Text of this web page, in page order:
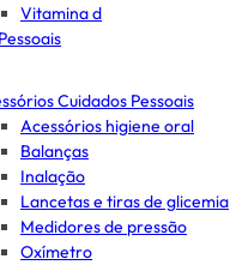
Vitamina d
Cuidados Pessoais
Acessórios higiene oral
Balanças
Inalação
Lancetas e tiras de glicemia
Medidores de pressão
Oxímetro